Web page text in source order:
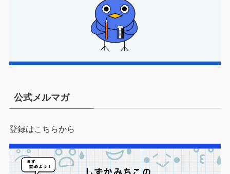
公式メルマガ
登録はこちらから